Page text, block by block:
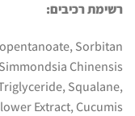
רשימת רכיבים:
Sorbitan
Chinensis
Squalane,
Extract, Cucumis